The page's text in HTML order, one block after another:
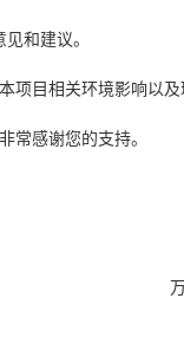
和建议。
项目相关环境影响以及
常感谢您的支持。